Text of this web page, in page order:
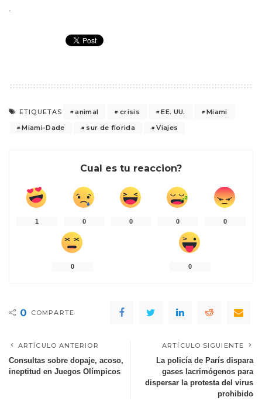
.
ETIQUETAS animal crisis EE. UU.
Miami
Miami-Dade
sur de florida Viajes
Cual es tu reaccion?
1 0 0 0 0
0 0
0 COMPARTE
ARTÍCULO ANTERIOR
Consultas sobre dopaje, acoso,
ineptitud en Juegos Olímpicos
ARTÍCULO SIGUIENTE
La policía de París dispara
gases lacrimógenos para
dispersar la protesta del virus
prohibido